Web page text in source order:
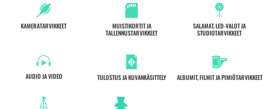
KAMERATARVIKKEET
AUDIO JA VIDEO
MUISTIKORTIT JA
TALLENNUSTARVIKKEET
TULOSTUS JA KUVANKÄSITTELY
SALAMAT, LED-VALOT JA
STUDIOTARVIKKEET
ALBUMIT, FILMIT JA PIMIÖTARVIKKEET